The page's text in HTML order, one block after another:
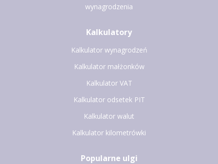
wynagrodzenia
Kalkulatory
Kalkulator wynagrodzeń
Kalkulator małżonków
Kalkulator VAT
Kalkulator odsetek PIT
Kalkulator walut
Kalkulator kilometrówki
Popularne ulgi